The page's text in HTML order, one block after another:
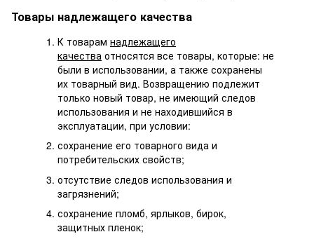
Товары надлежащего качества
К товарам надлежащего
качества относятся все товары, которые: не
были в использовании, а также сохранены
их товарный вид. Возвращению подлежит
только новый товар, не имеющий следов
использования и не находившийся в
эксплуатации, при условии:
сохранение его товарного вида и
потребительских свойств;
отсутствие следов использования и
загрязнений;
сохранение пломб, ярлыков, бирок,
защитных пленок;